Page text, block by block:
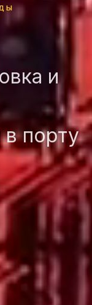
и
порту